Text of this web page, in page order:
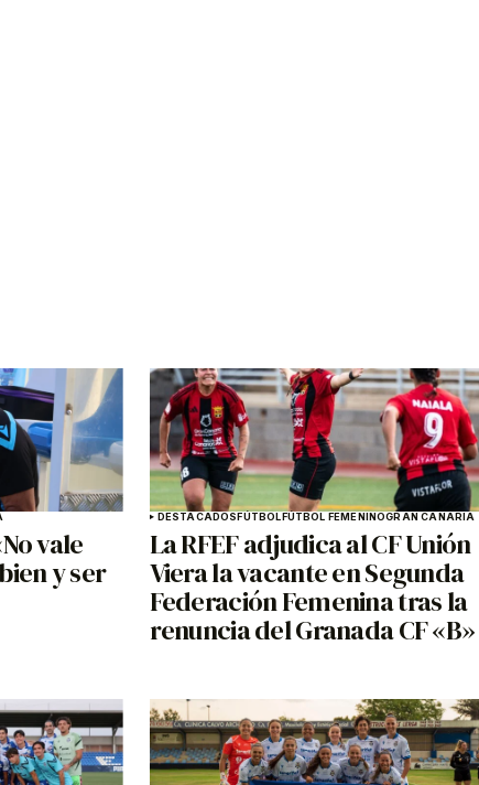
vale
y ser
DESTACADOSFÚTBOLFÚTBOL FEMENINOGRAN CANARIA
La RFEF adjudica al CF Unión
Viera la vacante en Segunda
Federación Femenina tras la
renuncia del Granada CF «B»